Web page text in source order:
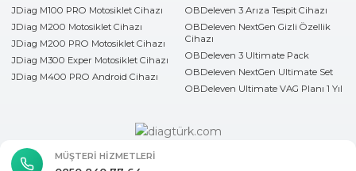
JDiag M100 PRO Motosiklet Cihazı
JDiag M200 Motosiklet Cihazı
JDiag M200 PRO Motosiklet Cihazı
JDiag M300 Exper Motosiklet Cihazı
JDiag M400 PRO Android Cihazı
OBDeleven 3 Arıza Tespit Cihazı
OBDeleven NextGen Gizli Özellik
Cihazı
OBDeleven 3 Ultimate Pack
OBDeleven NextGen Ultimate Set
OBDeleven Ultimate VAG Planı 1 Yıl
MÜŞTERI HIZMETLERI